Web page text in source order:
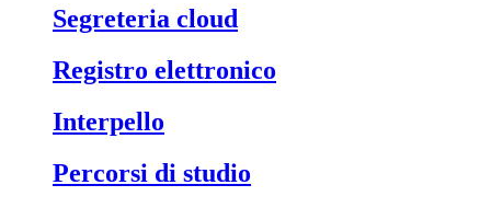
segreteria cloud
registro elettronico
interpello
percorsi di studio